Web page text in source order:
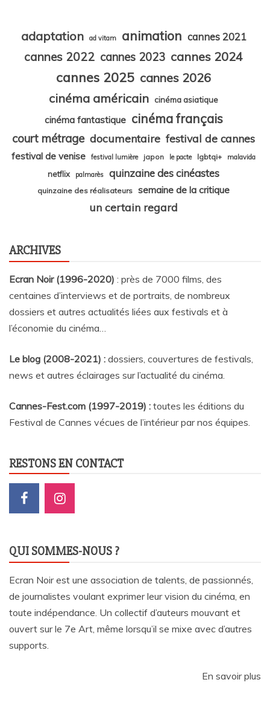
adaptation ad vitam animation cannes 2021
cannes 2022 cannes 2023 cannes 2024
cannes 2025 cannes 2026
cinéma américain
cinéma asiatique
cinéma fantastique cinéma français
court métrage documentaire festival de cannes
festival de venise festival lumière japon le pacte lgbtqi+ malavida
netflix palmarès quinzaine des cinéastes
quinzaine des réalisateurs semaine de la critique
un certain regard
ARCHIVES
Ecran Noir (1996-2020) : près de 7000 films, des
centaines d’interviews et de portraits, de nombreux
dossiers et autres actualités liées aux festivals et à
l’économie du cinéma…
Le blog (2008-2021) : dossiers, couvertures de festivals,
news et autres éclairages sur l’actualité du cinéma.
Cannes-Fest.com (1997-2019) : toutes les éditions du
Festival de Cannes vécues de l’intérieur par nos équipes.
RESTONS EN CONTACT
QUI SOMMES-NOUS ?
Ecran Noir est une association de talents, de passionnés,
de journalistes voulant exprimer leur vision du cinéma, en
toute indépendance. Un collectif d’auteurs mouvant et
ouvert sur le 7e Art, même lorsqu’il se mixe avec d’autres
supports.
En savoir plus